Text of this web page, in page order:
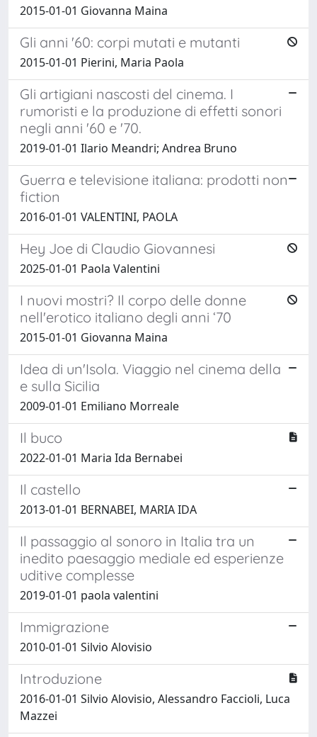
2015-01-01 Giovanna Maina
Gli anni '60: corpi mutati e mutanti
2015-01-01 Pierini, Maria Paola
Gli artigiani nascosti del cinema. I
rumoristi e la produzione di effetti sonori
negli anni '60 e '70.
2019-01-01 Ilario Meandri; Andrea Bruno
Guerra e televisione italiana: prodotti non
fiction
2016-01-01 VALENTINI, PAOLA
Hey Joe di Claudio Giovannesi
2025-01-01 Paola Valentini
I nuovi mostri? Il corpo delle donne
nell'erotico italiano degli anni ‘70
2015-01-01 Giovanna Maina
Idea di un'Isola. Viaggio nel cinema della
e sulla Sicilia
2009-01-01 Emiliano Morreale
Il buco
2022-01-01 Maria Ida Bernabei
Il castello
2013-01-01 BERNABEI, MARIA IDA
Il passaggio al sonoro in Italia tra un
inedito paesaggio mediale ed esperienze
uditive complesse
2019-01-01 paola valentini
Immigrazione
2010-01-01 Silvio Alovisio
Introduzione
2016-01-01 Silvio Alovisio, Alessandro Faccioli, Luca
Mazzei